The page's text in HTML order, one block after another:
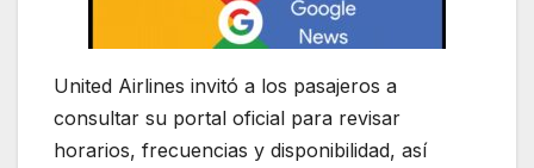
United Airlines invitó a los pasajeros a
consultar su portal oficial para revisar
horarios, frecuencias y disponibilidad, así